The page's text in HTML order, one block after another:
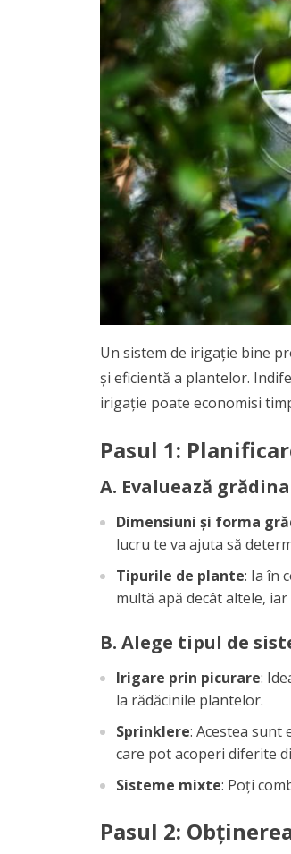
Un sistem de irigație bine
și eficientă a plantelor.
irigație poate economisi
Pasul 1:
A. Evaluează grădina
Dimensiuni și forma
lucru te va ajuta să
Tipurile de plante: Ia în
multă apă decât altele,
B. Alege tipul de
Irigare prin picurare:
la rădăcinile plantelor.
Sprinklere: Acestea sunt
care pot acoperi diferite
Sisteme mixte: Poți
Pasul 2: